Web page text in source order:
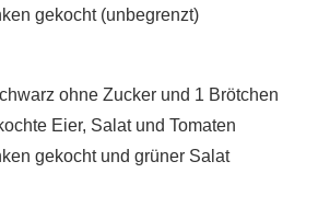
gekocht (unbegrenzt)
ohne Zucker und 1 Brötchen
Eier, Salat und Tomaten
gekocht und grüner Salat